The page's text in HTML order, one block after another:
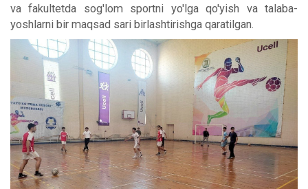
va fakultetda sog'lom sportni yo'lga qo'yish va talaba-
yoshlarni bir maqsad sari birlashtirishga qaratilgan.